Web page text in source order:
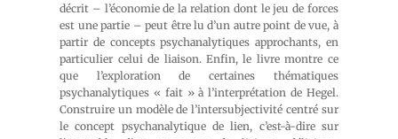
décrit – l’économie de la relation dont le jeu de forces
est une partie – peut être lu d’un autre point de vue, à
partir de concepts psychanalytiques approchants, en
particulier celui de liaison. Enfin, le livre montre ce
que l’exploration de certaines thématiques
psychanalytiques « fait » à l’interprétation de Hegel.
Construire un modèle de l’intersubjectivité centré sur
le concept psychanalytique de lien, c’est-à-dire sur